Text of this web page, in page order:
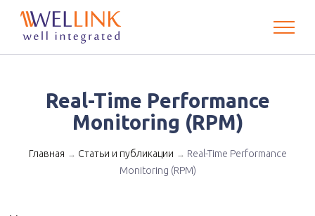
Real-Time Performance
Monitoring (RPM)
Главная → Статьи и публикации → Real-Time Performance
Monitoring (RPM)